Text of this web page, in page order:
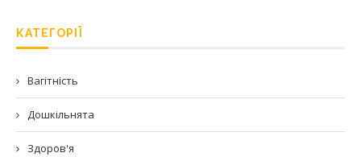
КАТЕГОРІЇ
Вагітність
Дошкільнята
Здоров'я